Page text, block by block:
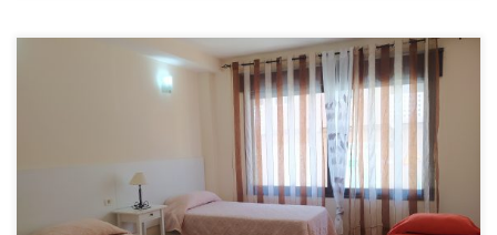
Apartamento de un dormitorios, salón-cocina equipada y baño